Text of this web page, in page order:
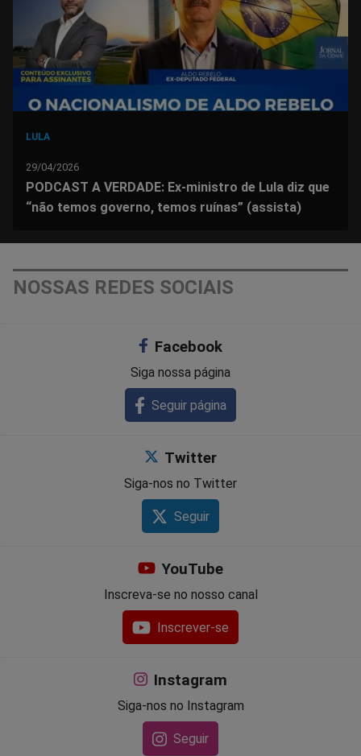
LULA
29/04/2026
PODCAST A VERDADE: Ex-ministro de Lula diz que
“não temos governo, temos ruínas” (assista)
NOSSAS REDES SOCIAIS
Facebook
Siga nossa página
Seguir página
Twitter
Siga-nos no Twitter
Seguir
YouTube
Inscreva-se no nosso canal
Inscrever-se
Instagram
Siga-nos no Instagram
Seguir